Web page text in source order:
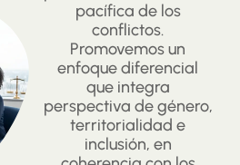
pacífica de los
conflictos.
Promovemos un
enfoque diferencial
que integra
perspectiva de género,
territorialidad e
inclusión, en